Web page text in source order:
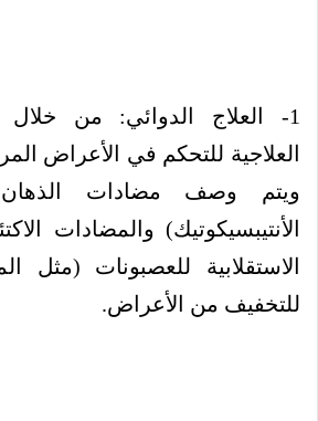
1- العلاج الدوائي: من خلال
العلاجية للتحكم في الأعراض
ويتم وصف مضادات
الأنتيبسيكوتيك) والمضادات
الاستقلابية للعصبونات (مثل
للتخفيف من الأعراض.